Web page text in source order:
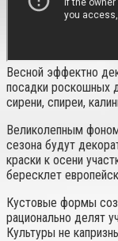
Весной эффектно
посадки роскошных
сирени, спиреи,
Великолепным фоном
сезона будут
краски к осени
бересклет
Кустовые формы
рационально делят
Культуры не